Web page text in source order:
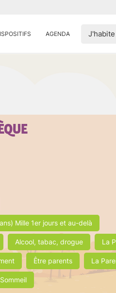
AGENDA J'habite
Mille 1er jours et au-delà
Alcool, tabac, drogue La
Être parents La
Sommeil